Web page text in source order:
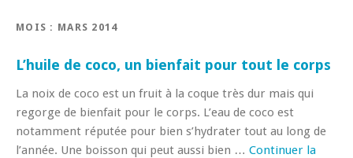
MOIS : MARS 2014
L’huile de coco, un bienfait pour tout le corps
La noix de coco est un fruit à la coque très dur mais qui
regorge de bienfait pour le corps. L’eau de coco est
notamment réputée pour bien s’hydrater tout au long de
l’année. Une boisson qui peut aussi bien … Continuer la